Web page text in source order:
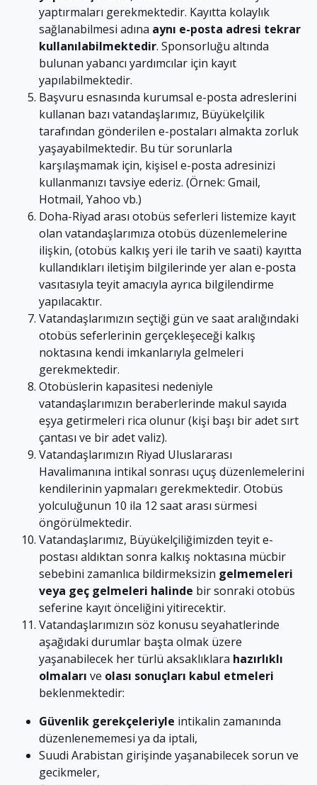
yaptırmaları gerekmektedir. Kayıtta kolaylık
sağlanabilmesi adına aynı e-posta adresi tekrar
kullanılabilmektedir. Sponsorluğu altında
bulunan yabancı yardımcılar için kayıt
yapılabilmektedir.
Başvuru esnasında kurumsal e-posta adreslerini
kullanan bazı vatandaşlarımız, Büyükelçilik
tarafından gönderilen e-postaları almakta zorluk
yaşayabilmektedir. Bu tür sorunlarla
karşılaşmamak için, kişisel e-posta adresinizi
kullanmanızı tavsiye ederiz. (Örnek: Gmail,
Hotmail, Yahoo vb.)
Doha-Riyad arası otobüs seferleri listemize kayıt
olan vatandaşlarımıza otobüs düzenlemelerine
ilişkin, (otobüs kalkış yeri ile tarih ve saati) kayıtta
kullandıkları iletişim bilgilerinde yer alan e-posta
vasıtasıyla teyit amacıyla ayrıca bilgilendirme
yapılacaktır.
Vatandaşlarımızın seçtiği gün ve saat aralığındaki
otobüs seferlerinin gerçekleşeceği kalkış
noktasına kendi imkanlarıyla gelmeleri
gerekmektedir.
Otobüslerin kapasitesi nedeniyle
vatandaşlarımızın beraberlerinde makul sayıda
eşya getirmeleri rica olunur (kişi başı bir adet sırt
çantası ve bir adet valiz).
Vatandaşlarımızın Riyad Uluslararası
Havalimanına intikal sonrası uçuş düzenlemelerini
kendilerinin yapmaları gerekmektedir. Otobüs
yolculuğunun 10 ila 12 saat arası sürmesi
öngörülmektedir.
Vatandaşlarımız, Büyükelçiliğimizden teyit e-
postası aldıktan sonra kalkış noktasına mücbir
sebebini zamanlıca bildirmeksizin gelmemeleri
veya geç gelmeleri halinde bir sonraki otobüs
seferine kayıt önceliğini yitirecektir.
Vatandaşlarımızın söz konusu seyahatlerinde
aşağıdaki durumlar başta olmak üzere
yaşanabilecek her türlü aksaklıklara hazırlıklı
olmaları ve olası sonuçları kabul etmeleri
beklenmektedir:
Güvenlik gerekçeleriyle intikalin zamanında
düzenlenememesi ya da iptali,
Suudi Arabistan girişinde yaşanabilecek sorun ve
gecikmeler,